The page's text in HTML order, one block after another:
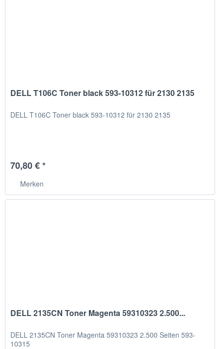
DELL T106C Toner black 593-10312 für 2130 2135
DELL T106C Toner black 593-10312 für 2130 2135
70,80 € *
Merken
DELL 2135CN Toner Magenta 59310323 2.500...
DELL 2135CN Toner Magenta 59310323 2.500 Seiten 593-
10315